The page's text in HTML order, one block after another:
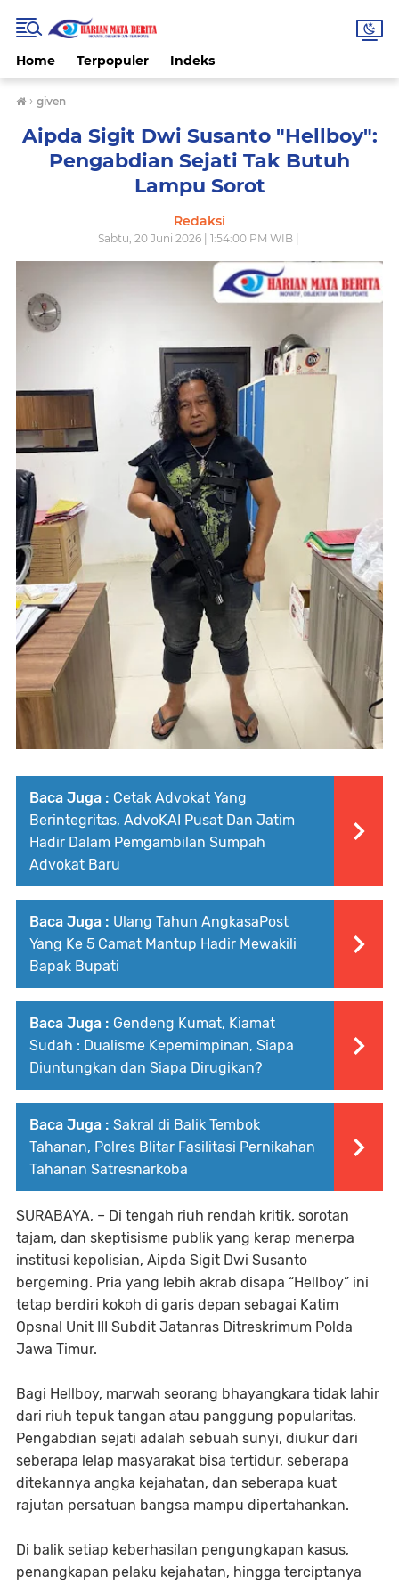
Home Terpopuler Indeks
› given
Aipda Sigit Dwi Susanto "Hellboy":
Pengabdian Sejati Tak Butuh
Lampu Sorot
Redaksi
Sabtu, 20 Juni 2026 | 1:54:00 PM WIB |
Baca Juga : Cetak Advokat Yang
Berintegritas, AdvoKAI Pusat Dan Jatim
Hadir Dalam Pemgambilan Sumpah
Advokat Baru
Baca Juga : Ulang Tahun AngkasaPost
Yang Ke 5 Camat Mantup Hadir Mewakili
Bapak Bupati
Baca Juga : Gendeng Kumat, Kiamat
Sudah : Dualisme Kepemimpinan, Siapa
Diuntungkan dan Siapa Dirugikan?
Baca Juga : Sakral di Balik Tembok
Tahanan, Polres Blitar Fasilitasi Pernikahan
Tahanan Satresnarkoba
SURABAYA, – Di tengah riuh rendah kritik, sorotan
tajam, dan skeptisisme publik yang kerap menerpa
institusi kepolisian, Aipda Sigit Dwi Susanto
bergeming. Pria yang lebih akrab disapa “Hellboy” ini
tetap berdiri kokoh di garis depan sebagai Katim
Opsnal Unit III Subdit Jatanras Ditreskrimum Polda
Jawa Timur.
Bagi Hellboy, marwah seorang bhayangkara tidak lahir
dari riuh tepuk tangan atau panggung popularitas.
Pengabdian sejati adalah sebuah sunyi, diukur dari
seberapa lelap masyarakat bisa tertidur, seberapa
ditekannya angka kejahatan, dan seberapa kuat
rajutan persatuan bangsa mampu dipertahankan.
Di balik setiap keberhasilan pengungkapan kasus,
penangkapan pelaku kejahatan, hingga terciptanya